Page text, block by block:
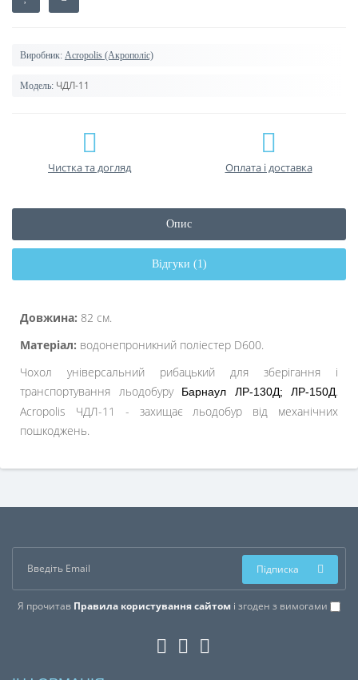
Виробник: Acropolis (Акрополіс)
Модель: ЧДЛ-11
Чистка та догляд Оплата і доставка
Опис
Відгуки (1)
Довжина: 82 см.
Матеріал: водонепроникний поліестер D600.
Чохол універсальний рибацький для зберігання і
транспортування льодобуру
Барнаул ЛР-130Д; ЛР-150Д.
Acropolis ЧДЛ-11 - захищає льодобур від механічних
пошкоджень.
Я прочитав Правила користування сайтом і згоден з вимогами
Підписка